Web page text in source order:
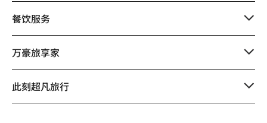
餐饮服务
万豪旅享家
此刻超凡旅行